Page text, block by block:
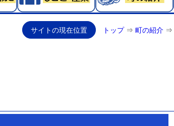
サイトの現在位置 トップ⇒ 町の紹介 ⇒